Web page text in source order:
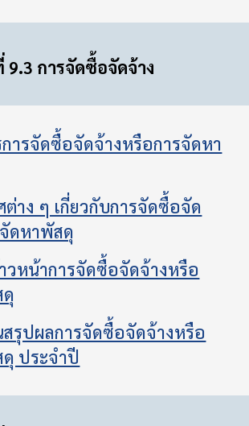
9.3 การจัดซื้อจัดจ้าง
การจัดซื้อจัดจ้างหรือการจัดหา
ต่าง ๆ เกี่ยวกับการจัดซื้อจัด
ดหาพัสดุ
วหน้าการจัดซื้อจัดจ้างหรือ
สรุปผลการจัดซื้อจัดจ้างหรือ
ประจําปี